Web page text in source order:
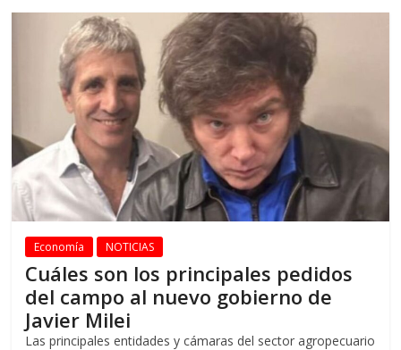
Economía NOTICIAS
Cuáles son los principales pedidos
del campo al nuevo gobierno de
Javier Milei
Las principales entidades y cámaras del sector agropecuario